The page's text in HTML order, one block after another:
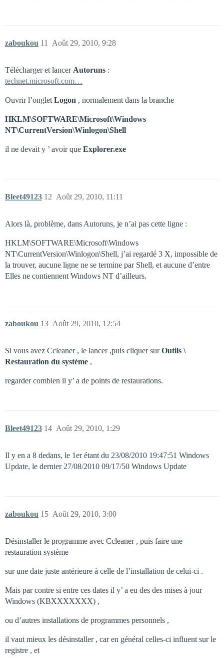
zaboukou Août 29, 2010, 9:28
11
Télécharger et lancer Autoruns :
technet.microsoft.com…
Ouvrir l’onglet Logon , normalement dans la branche
HKLM\SOFTWARE\Microsoft\Windows
NT\CurrentVersion\Winlogon\Shell
il ne devait y ’ avoir que Explorer.exe
Bleet49123 Août 29, 2010, 11:11
12
Alors là, problème, dans Autoruns, je n’ai pas cette ligne :
HKLM\SOFTWARE\Microsoft\Windows
NT\CurrentVersion\Winlogon\Shell, j’ai regardé 3 X, impossible de
la trouver, aucune ligne ne se termine par Shell, et aucune d’entre
Elles ne contiennent Windows NT d’ailleurs.
zaboukou Août 29, 2010, 12:54
13
Si vous avez Ccleaner , le lancer ,puis cliquer surOutils \
Restauration du système ,
regarder combien il y’ a de points de restaurations.
Bleet49123 Août 29, 2010, 1:29
14
Il y en a 8 dedans, le 1er étant du 23/08/2010 19:47:51 Windows
Update, le dernier 27/08/2010 09/17/50 Windows Update
zaboukou Août 29, 2010, 3:00
15
Désinstaller le programme avec Ccleaner , puis faire une
restauration système
sur une date juste antérieure à celle de l’installation de celui-ci .
Mais par contre si entre ces dates il y’ a eu des des mises à jour
Windows (KBXXXXXXX) ,
ou d’autres installations de programmes personnels ,
il vaut mieux les désinstaller , car en général celles-ci influent sur le
registre , et